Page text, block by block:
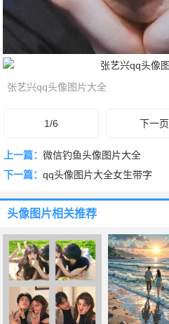
张艺兴qq头像图片大全
1/6 下一页
上一篇： 微信钓鱼头像图片大全
下一篇： qq头像图片大全女生带字
头像图片相关推荐